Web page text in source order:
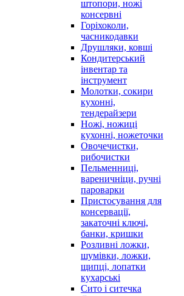
штопори, ножі
консервні
Горіхоколи,
часникодавки
Друшляки, ковші
Кондитерський
інвентар та
інструмент
Молотки, сокири
кухонні,
тендерайзери
Ножі, ножиці
кухонні, ножеточки
Овочечистки,
рибочистки
Пельменниці,
вареничніци, ручні
пароварки
Пристосування для
консервації,
закаточні ключі,
банки, кришки
Розливні ложки,
шумівки, ложки,
щипці, лопатки
кухарські
Сито і ситечка